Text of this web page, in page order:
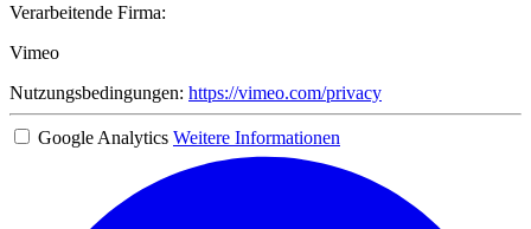
Verarbeitende Firma:
Vimeo
Nutzungsbedingungen: https://vimeo.com/privacy
Google Analytics Weitere Informationen